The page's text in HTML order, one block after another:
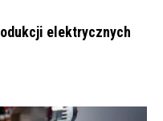
elektrycznych